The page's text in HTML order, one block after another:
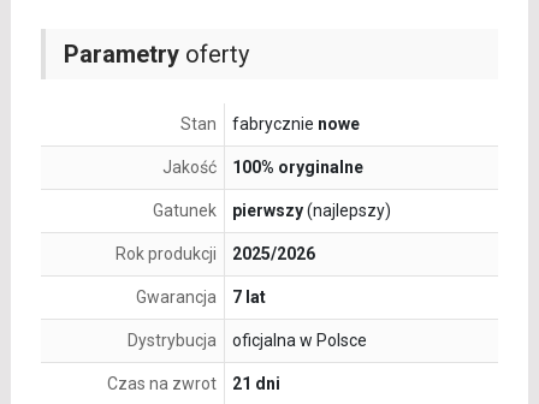
Parametryoferty
Stan fabrycznie nowe
Jakość 100% oryginalne
Gatunek pierwszy(najlepszy)
Rok produkcji 2025/2026
Gwarancja 7 lat
Dystrybucja oficjalna w Polsce
Czas na zwrot 21 dni